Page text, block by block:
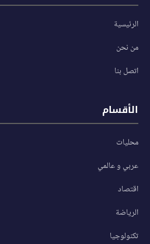
الرئيسية
من نحن
اتصل بنا
الأقسام
محليات
عربي و عالمي
اقتصاد
الرياضة
تكنولوجيا